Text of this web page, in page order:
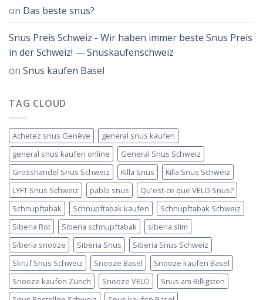
on Das beste snus?
Snus Preis Schweiz - Wir haben immer beste Snus Preis
in der Schweiz! — Snuskaufenschweiz
on Snus kaufen Basel
TAG CLOUD
Achetez snus Genève
general snus kaufen
general snus kaufen online
General Snus Schweiz
Grosshandel Snus Schweiz
Killa Snus
Killa Snus Schweiz
LYFT Snus Schweiz
pablo snus
Qu'est-ce que VELO Snus?
Schnupftabak
Schnupftabak kaufen
Schnupftabak Schweiz
Siberia Rot
Siberia schnupftabak
siberia slim
Siberia snooze
Siberia Snus
Siberia Snus Schweiz
Skruf Snus Schweiz
Snooze Basel
Snooze kaufen Basel
Snooze kaufen Zürich
Snooze VELO
Snus am Billigsten